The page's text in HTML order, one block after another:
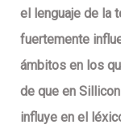
el lenguaje de la
fuertemente
ámbitos en los
de que en
influye en el